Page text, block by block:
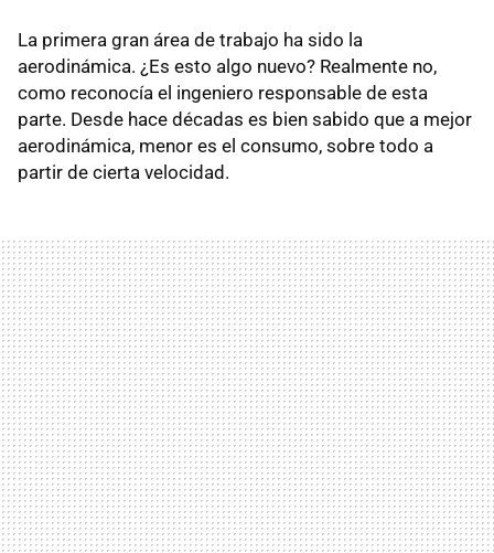
La primera gran área de trabajo ha sido la
aerodinámica. ¿Es esto algo nuevo? Realmente no,
como reconocía el ingeniero responsable de esta
parte. Desde hace décadas es bien sabido que a mejor
aerodinámica, menor es el consumo, sobre todo a
partir de cierta velocidad.